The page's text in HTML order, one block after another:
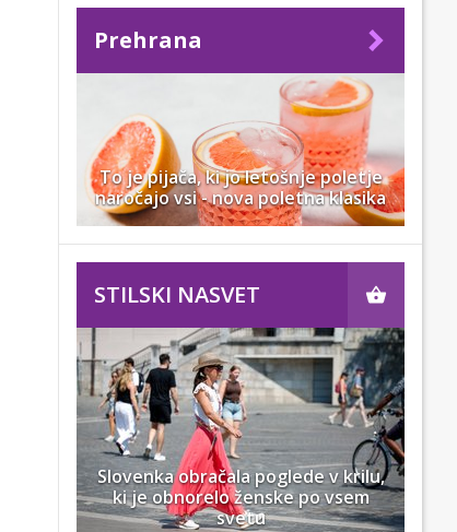
Prehrana
To je pijača, ki jo letošnje poletje
naročajo vsi - nova poletna klasika
STILSKI NASVET
Slovenka obračala poglede v krilu,
ki je obnorelo ženske po vsem
svetu